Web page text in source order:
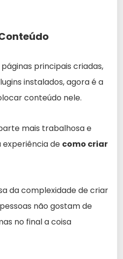
principais criadas,
instalados, agora é a
conteúdo nele.
mais trabalhosa e
de como criar
da complexidade de criar
não gostam de
no final a coisa